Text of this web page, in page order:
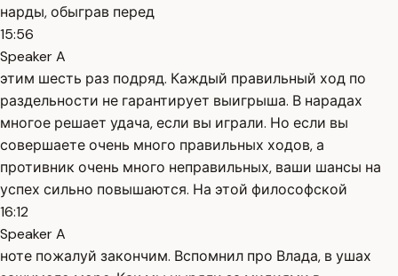
нарды, обыграв перед
15:56
Speaker A
этим шесть раз подряд. Каждый правильный ход по
раздельности не гарантирует выигрыша. В нарадах
многое решает удача, если вы играли. Но если вы
совершаете очень много правильных ходов, а
противник очень много неправильных, ваши шансы на
успех сильно повышаются. На этой философской
16:12
Speaker A
ноте пожалуй закончим. Вспомнил про Влада, в ушах